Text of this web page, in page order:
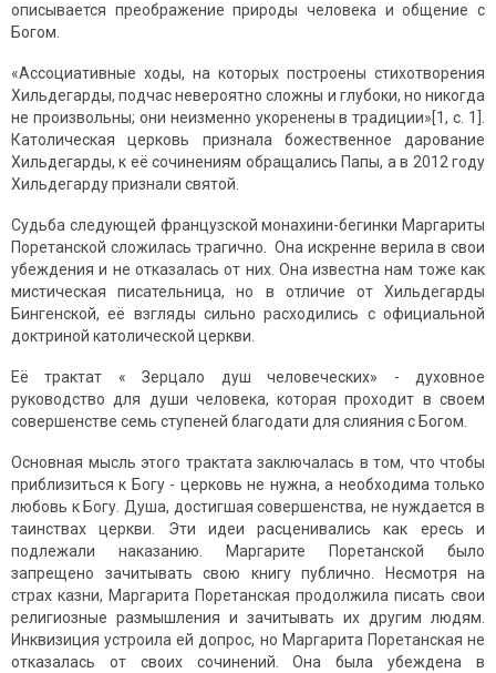
описывается преображение природы человека и общение с
Богом.
«Ассоциативные ходы, на которых построены стихотворения
Хильдегарды, подчас невероятно сложны и глубоки, но никогда
не произвольны; они неизменно укоренены в традиции»[1, c. 1].
Католическая церковь признала божественное дарование
Хильдегарды, к её сочинениям обращались Папы, а в 2012 году
Хильдегарду признали святой.
Судьба следующей французской монахини-бегинки Маргариты
Поретанской сложилась трагично. Она искренне верила в свои
убеждения и не отказалась от них. Она известна нам тоже как
мистическая писательница, но в отличие от Хильдегарды
Бингенской, её взгляды сильно расходились с официальной
доктриной католической церкви.
Её трактат « Зерцало душ человеческих» - духовное
руководство для души человека, которая проходит в своем
совершенстве семь ступеней благодати для слияния с Богом.
Основная мысль этого трактата заключалась в том, что чтобы
приблизиться к Богу - церковь не нужна, а необходима только
любовь к Богу. Душа, достигшая совершенства, не нуждается в
таинствах церкви. Эти идеи расценивались как ересь и
подлежали наказанию. Маргарите Поретанской было
запрещено зачитывать свою книгу публично. Несмотря на
страх казни, Маргарита Поретанская продолжила писать свои
религиозные размышления и зачитывать их другим людям.
Инквизиция устроила ей допрос, но Маргарита Поретанская не
отказалась от своих сочинений. Она была убеждена в